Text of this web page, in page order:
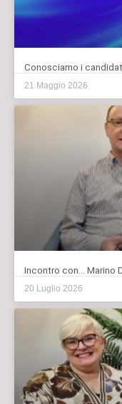
Conosciamo i
21 Maggio 2026
Incontro con… Marino
20 Luglio 2026